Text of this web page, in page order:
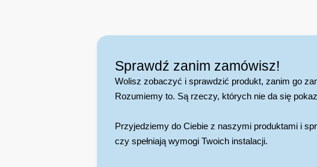
Sprawdź zanim zamówisz!
Wolisz zobaczyć i sprawdzić produkt, zanim go
Rozumiemy to. Są rzeczy, których nie da się
Przyjedziemy do Ciebie z naszymi produktami i
czy spełniają wymogi Twoich instalacji.